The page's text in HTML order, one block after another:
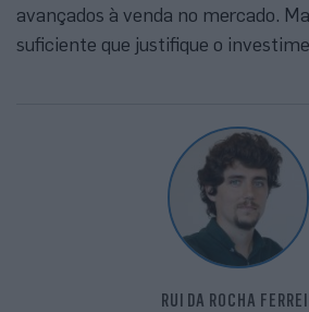
avançados à venda no mercado.
suficiente que justifique o
RUI DA ROCHA